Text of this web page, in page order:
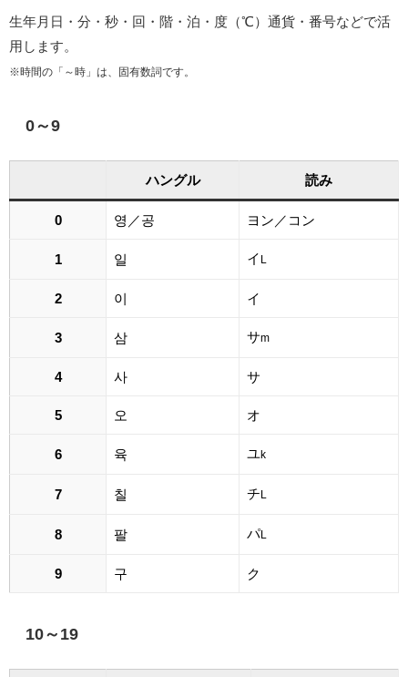
生年月日・分・秒・回・階・泊・度（℃）通貨・番号などで活
用します。
※時間の「～時」は、固有数詞です。
0～9
ハングル 読み
0 영／공 ヨン／コン
1 일 イ
2 이 イ
3 삼 サm
4 사 サ
5 오 オ
6 육 ユ k
7 칠 チ
8 팔 パL
9 구 ク
10～19